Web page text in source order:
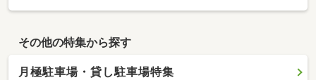
その他の特集から探す
月極駐車場・貸し駐車場特集